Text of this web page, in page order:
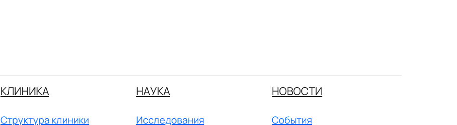
КЛИНИКА
Структура клиники
НАУКА
Исследования
НОВОСТИ
События